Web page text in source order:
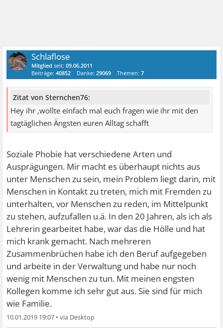
Schlaflose
Mitglied seit:09.06.2011
Beiträge:40852 Danke:29069 Themen:7
Zitat von Sternchen76:
Hey ihr ,wollte einfach mal euch fragen wie ihr mit den
tagtäglichen Ängsten euren Alltag schafft
Soziale Phobie hat verschiedene Arten und
Ausprägungen. Mir macht es überhaupt nichts aus
unter Menschen zu sein, mein Problem liegt darin, mit
Menschen in Kontakt zu treten, mich mit Fremden zu
unterhalten, vor Menschen zu reden, im Mittelpunkt
zu stehen, aufzufallen u.ä. In den 20 Jahren, als ich als
Lehrerin gearbeitet habe, war das die Hölle und hat
mich krank gemacht. Nach mehreren
Zusammenbrüchen habe ich den Beruf aufgegeben
und arbeite in der Verwaltung und habe nur noch
wenig mit Menschen zu tun. Mit meinen engsten
Kollegen komme ich sehr gut aus. Sie sind für mich
wie Familie.
10.01.2019 19:07 •